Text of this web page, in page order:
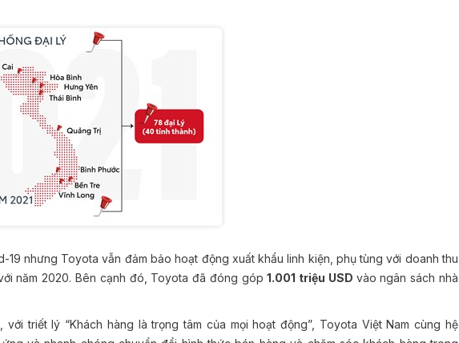
19 nhưng Toyota vẫn đảm bảo hoạt động xuất khẩu linh kiện, phụ tùng với doanh thu
năm 2020. Bên cạnh đó, Toyota đã đóng góp1.001 triệu USD vào ngân sách nhà
triết lý “Khách hàng là trọng tâm của mọi hoạt động”, Toyota Việt Nam cùng hệ